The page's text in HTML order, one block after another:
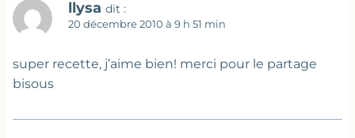
llysa dit :
20 décembre 2010 à 9 h 51 min
super recette, j’aime bien! merci pour le partage
bisous